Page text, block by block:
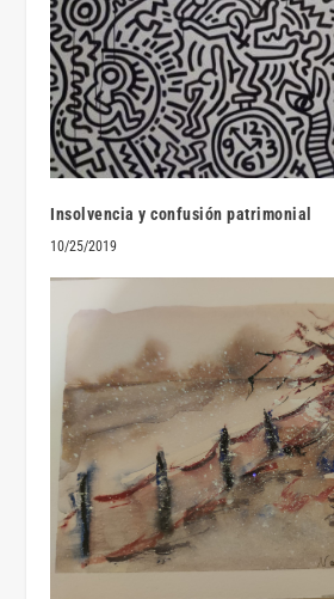
Insolvencia y confusión patrimonial
10/25/2019